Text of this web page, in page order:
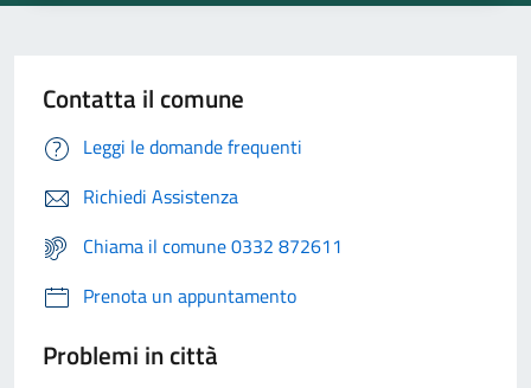
Contatta il comune
Leggi le domande frequenti
Richiedi Assistenza
Chiama il comune 0332 872611
Prenota un appuntamento
Problemi in città